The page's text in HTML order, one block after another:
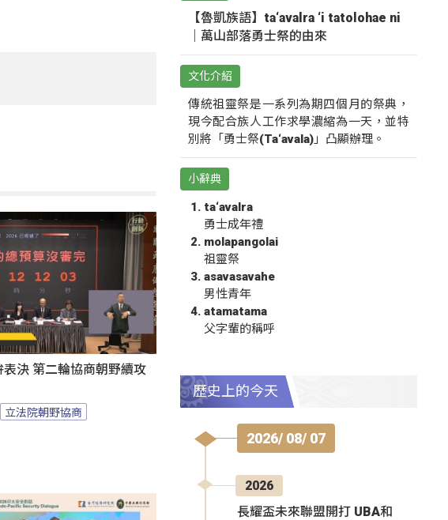
決 第二輪協商朝野續攻
立法院朝野協商
【魯凱族語】ta‘avalra ‘i tatolohae ni
｜萬山部落勇士祭的由來
文化介紹
傳統祖靈祭是一系列為期四個月的祭典，
現今配合族人工作求學濃縮為一天，並特
別將「勇士祭(Ta‘avala)」凸顯辦理。
小辭典
ta‘avalra
勇士成年禮
molapangolai
祖靈祭
asavasavahe
男性青年
atamatama
父字輩的稱呼
歷史上的今天
2026/ 08/ 07
2026
長耀盃未來聯盟開打 UBA和